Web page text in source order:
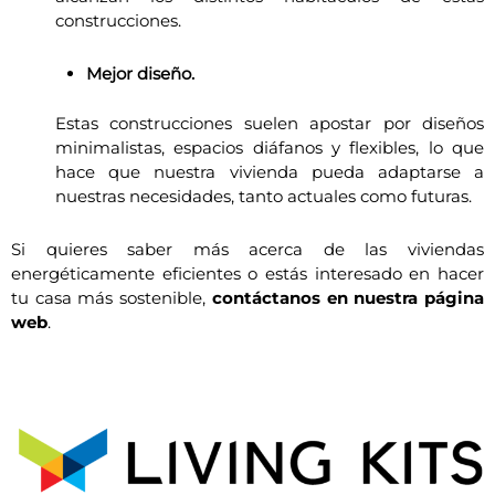
construcciones.
Mejor diseño.
Estas construcciones suelen apostar por diseños
minimalistas, espacios diáfanos y flexibles, lo que
hace que nuestra vivienda pueda adaptarse a
nuestras necesidades, tanto actuales como futuras.
Si quieres saber más acerca de las viviendas
energéticamente eficientes o estás interesado en hacer
tu casa más sostenible, contáctanos en nuestra página
web.